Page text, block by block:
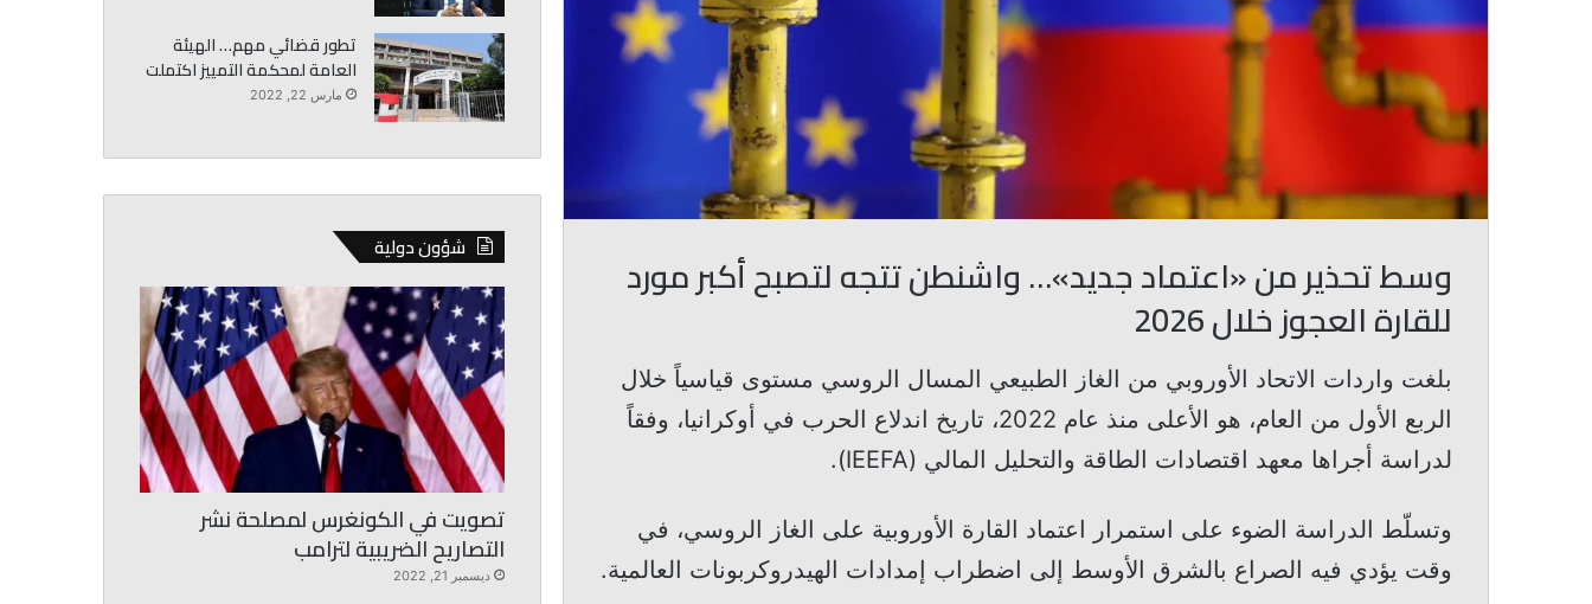
وسط تحذير من «اعتماد جديد»… واشنطن تتجه لتصبح أكبر مورد
للقارة العجوز خلال 2026
بلغت واردات الاتحاد الأوروبي من الغاز الطبيعي المسال الروسي مستوى قياسياً خلال
الربع الأول من العام، هو الأعلى منذ عام 2022، تاريخ اندلاع الحرب في أوكرانيا، وفقاً
لدراسة أجراها معهد اقتصادات الطاقة والتحليل المالي (IEEFA).
وتسلّط الدراسة الضوء على استمرار اعتماد القارة الأوروبية على الغاز الروسي، في
وقت يؤدي فيه الصراع بالشرق الأوسط إلى اضطراب إمدادات الهيدروكربونات العالمية.
تطور قضائي مهم… الهيئة
العامة لمحكمة التمييز اكتملت
مارس 22, 2022
شؤون دولية
تصويت في الكونغرس لمصلحة نشر
التصاريح الضريبية لترامب
ديسمبر 21, 2022